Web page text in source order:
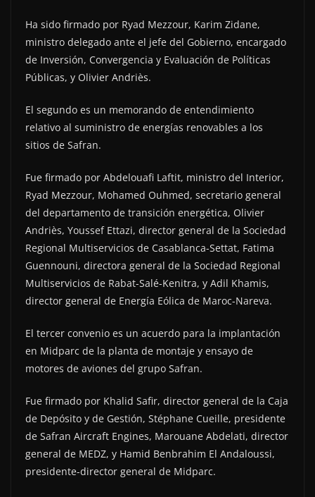
Ha sido firmado por Ryad Mezzour, Karim Zidane,
ministro delegado ante el jefe del Gobierno, encargado
de Inversión, Convergencia y Evaluación de Políticas
Públicas, y Olivier Andriès.
El segundo es un memorando de entendimiento
relativo al suministro de energías renovables a los
sitios de Safran.
Fue firmado por Abdelouafi Laftit, ministro del Interior,
Ryad Mezzour, Mohamed Ouhmed, secretario general
del departamento de transición energética, Olivier
Andriès, Youssef Ettazi, director general de la Sociedad
Regional Multiservicios de Casablanca-Settat, Fatima
Guennouni, directora general de la Sociedad Regional
Multiservicios de Rabat-Salé-Kenitra, y Adil Khamis,
director general de Energía Eólica de Maroc-Nareva.
El tercer convenio es un acuerdo para la implantación
en Midparc de la planta de montaje y ensayo de
motores de aviones del grupo Safran.
Fue firmado por Khalid Safir, director general de la Caja
de Depósito y de Gestión, Stéphane Cueille, presidente
de Safran Aircraft Engines, Marouane Abdelati, director
general de MEDZ, y Hamid Benbrahim El Andaloussi,
presidente-director general de Midparc.